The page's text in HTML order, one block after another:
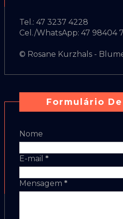
Tel.: 47 3237 4228
Cel./WhatsApp: 47 98404
© Rosane Kurzhals -
Formulário
Nome
E-mail *
Mensagem *